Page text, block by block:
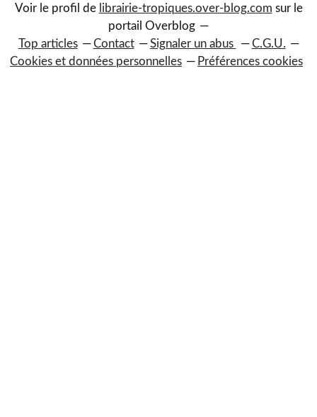
Voir le profil de librairie-tropiques.over-blog.com sur le
portail Overblog
Top articles
Contact Signaler un abus
C.G.U.
Cookies et données personnelles
Préférences cookies